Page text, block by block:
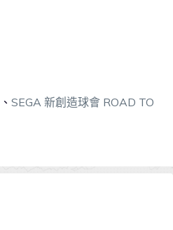
、 SEGA 新創造球會 ROAD TO